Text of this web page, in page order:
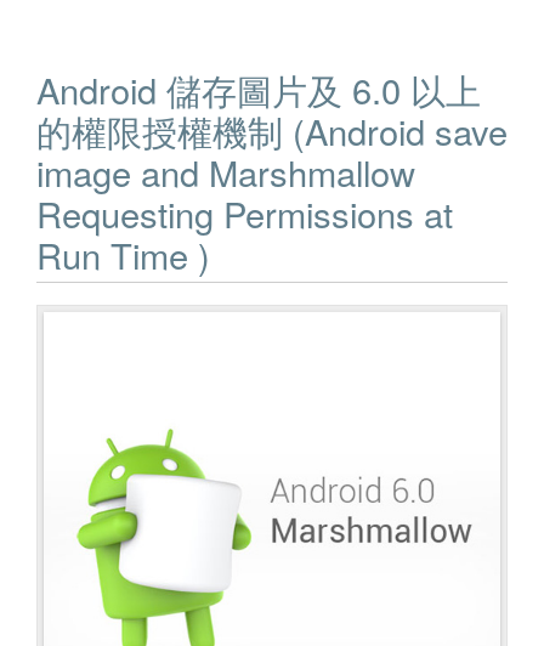
Android 儲存圖片及 6.0 以上
的權限授權機制 (Android save
image and Marshmallow
Requesting Permissions at
Run Time )